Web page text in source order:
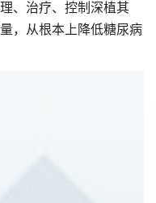
、治疗、控制深植其
，从根本上降低糖尿病